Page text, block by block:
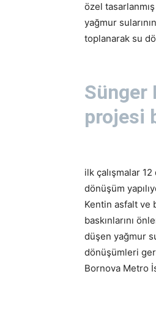
özel
yağmur
toplanarak su
Sünger
projesi
ilk çalışmalar
dönüşüm
Kentin asfalt ve
baskınlarını
düşen yağmur
dönüşümleri
Bornova Metro